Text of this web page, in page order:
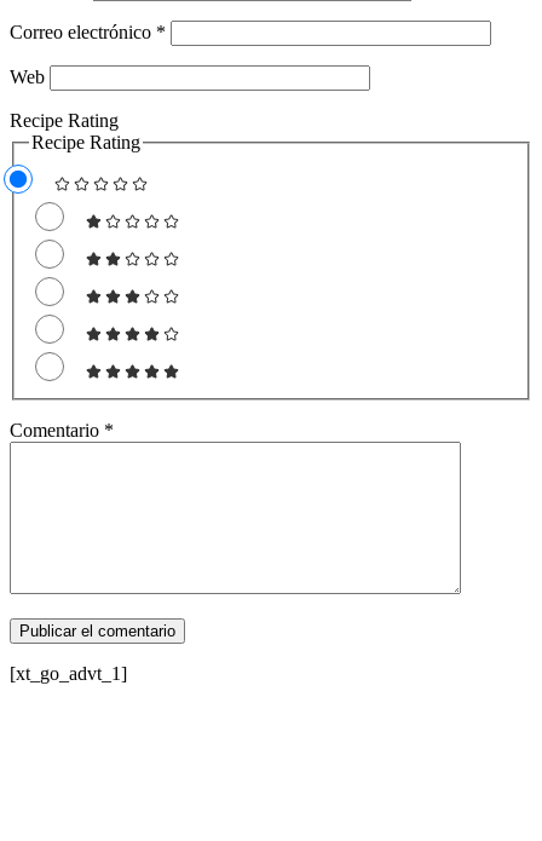
Correo electrónico *
Web
Recipe Rating
Recipe Rating
Comentario *
[xt_go_advt_1]